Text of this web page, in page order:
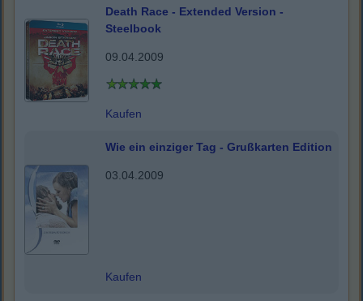
Death Race - Extended Version -
Steelbook
09.04.2009
Kaufen
Wie ein einziger Tag - Grußkarten Edition
03.04.2009
Kaufen